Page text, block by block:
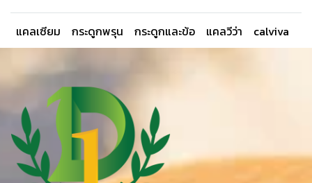
แคลเซียม กระดูกพรุน กระดูกและข้อ แคลวีว่า calviva